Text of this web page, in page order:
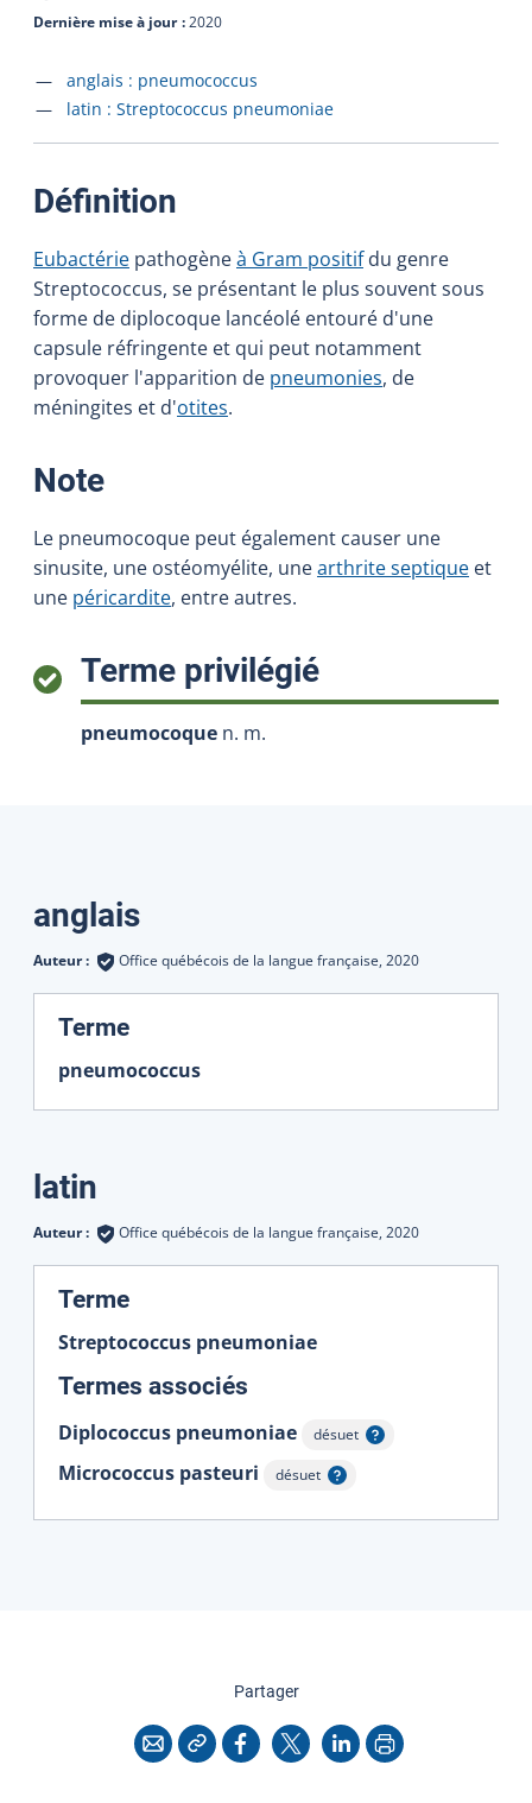
Dernière mise à jour 2020
Accéder à la fiche en
anglais : pneumococcus
Accéder à la fiche en
latin : Streptococcus pneumoniae
Définition
Eubactérie pathogèneà Gram positifdu genre
Streptococcus, se présentant le plus souvent sous
forme de diplocoque lancéolé entouré d'une
capsule réfringente et qui peut notamment
provoquer l'apparition de pneumonies, de
méningites et d'otites.
Note:
Le pneumocoque peut également causer une
sinusite, une ostéomyélite, unearthrite septique et
une péricardite, entre autres.
Terme privilégié:
pneumocoque n. m.
Traductions
anglais
Auteur : Office québécois de la langue française, 2020
Terme:
pneumococcus
latin
Auteur : Office québécois de la langue française, 2020
Terme:
Streptococcus pneumoniae
Termes associés
Diplococcus pneumoniae désuet
Afficher l'infobulle
Micrococcus pasteuri désuet
Afficher l'infobulle
Partagercette page
CourrielCopier l'adresse
Facebook
X LinkedInImprimer